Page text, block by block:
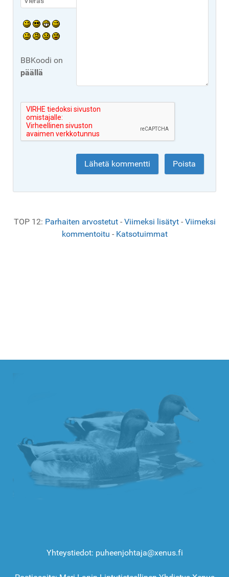
BBKoodi on
päällä
TOP 12: Parhaiten arvostetut- Viimeksi lisätyt- Viimeksi
kommentoitu - Katsotuimmat
Yhteystiedot: puheenjohtaja@xenus.fi